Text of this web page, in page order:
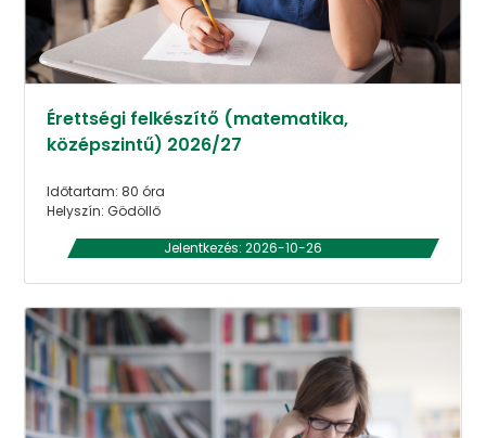
Érettségi felkészítő (matematika,
középszintű) 2026/27
Időtartam: 80 óra
Helyszín: Gödöllő
Jelentkezés: 2026-10-26